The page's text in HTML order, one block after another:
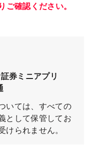
ご確認ください。
券ミニアプリ
いては、すべての
として保管してお
けられません。